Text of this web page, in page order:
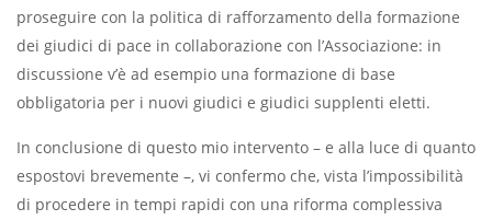
proseguire con la politica di rafforzamento della formazione
dei giudici di pace in collaborazione con l’Associazione: in
discussione v’è ad esempio una formazione di base
obbligatoria per i nuovi giudici e giudici supplenti eletti.
In conclusione di questo mio intervento – e alla luce di quanto
espostovi brevemente –, vi confermo che, vista l’impossibilità
di procedere in tempi rapidi con una riforma complessiva